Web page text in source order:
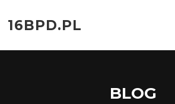
do
treści16BPD.PL
BLOG